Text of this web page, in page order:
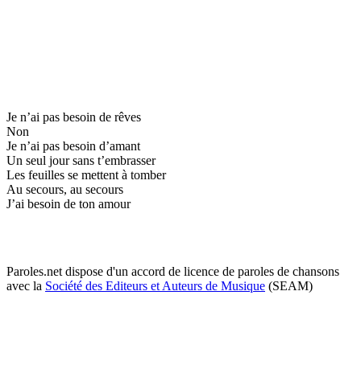
Je n’ai pas besoin de rêves
Non
Je n’ai pas besoin d’amant
Un seul jour sans t’embrasser
Les feuilles se mettent à tomber
Au secours, au secours
J’ai besoin de ton amour
Paroles.net dispose d'un accord de licence de paroles de chansons
avec la Société des Editeurs et Auteurs de Musique (SEAM)